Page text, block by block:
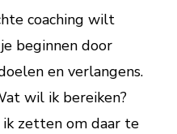
coaching wilt
beginnen door
en verlangens.
wil ik bereiken?
zetten om daar te